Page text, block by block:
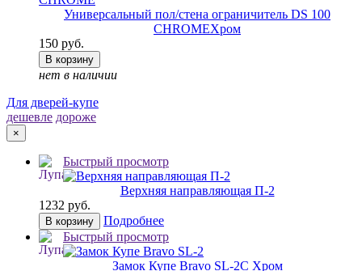
Универсальный пол/стена ограничитель DS 100
CHROMEХром
150 руб.
В корзину
нет в наличии
Для дверей-купе
дешевле дороже
×
Быстрый просмотр
Верхняя направляющая П-2
1232 руб.
В корзину
Подробнее
Быстрый просмотр
Замок Купе Bravo SL-2C Хром